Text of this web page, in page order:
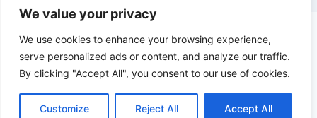
We value your privacy
We use cookies to enhance your browsing experience,
serve personalized ads or content, and analyze our traffic.
By clicking "Accept All", you consent to our use of cookies.
Customize Reject All Accept All
© 2026 diesl.com - Tema para WordPress por
Kadence WP